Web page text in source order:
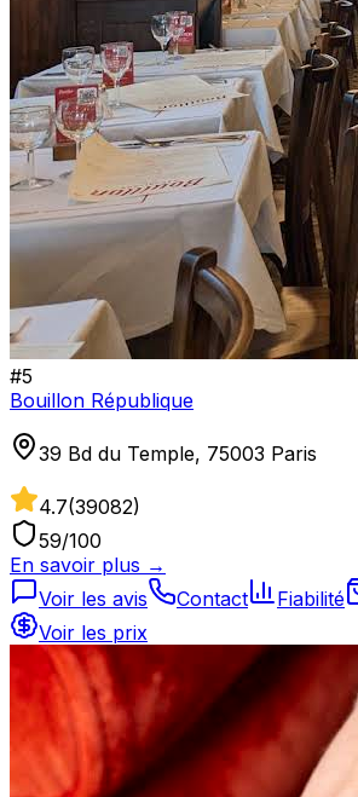
#5
Bouillon République
39 Bd du Temple, 75003 Paris
4.7(39082)
59/100
En savoir plus →
Voir les avis
Contact Fiabilité
Voir les prix